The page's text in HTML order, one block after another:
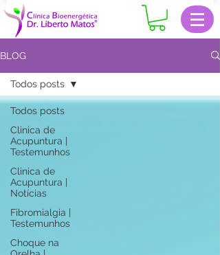
BLOG
Todos posts
Clinica de
Acupuntura |
Testemunhos
Clinica de
Acupuntura |
Notícias
Fibromialgia |
Testemunhos
Choque na
Todos posts